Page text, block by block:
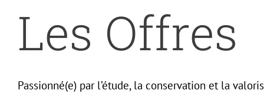
Les Offres
Passionné(e) par l’étude, la conservation et la